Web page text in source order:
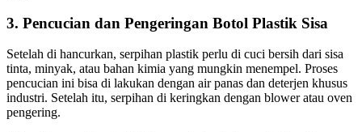
3. Pencucian dan Pengeringan Botol Plastik Sisa
Setelah di hancurkan, serpihan plastik perlu di cuci bersih dari sisa
tinta, minyak, atau bahan kimia yang mungkin menempel. Proses
pencucian ini bisa di lakukan dengan air panas dan deterjen khusus
industri. Setelah itu, serpihan di keringkan dengan blower atau oven
pengering.